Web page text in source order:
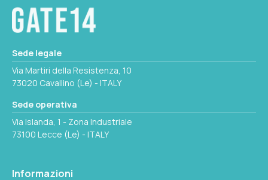
Sede legale
Via Martiri della Resistenza, 10
73020 Cavallino (Le) - ITALY
Sede operativa
Via Islanda, 1 - Zona Industriale
73100 Lecce (Le) - ITALY
Informazioni